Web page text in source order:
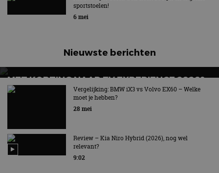
sportstoelen!
6 mei
Nieuwste berichten
MET KORTING NAAR EV EXPERIENCE 2026?
AUTORAI REGELT HET!
EV Experience 2026 van 24 tot 26 september
Vergelijking: BMW iX3 vs Volvo EX60 – Welke
moet je hebben?
28 mei
Review – Kia Niro Hybrid (2026), nog wel
relevant?
9:02